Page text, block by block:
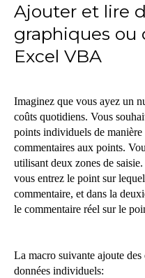
Ajouter et lire
graphiques ou
Excel VBA
Imaginez que vous ayez un
coûts quotidiens. Vous
points individuels de manière
commentaires aux points.
utilisant deux zones de saisie.
vous entrez le point sur
commentaire, et dans la
le commentaire réel sur le
La macro suivante ajoute
données individuels: